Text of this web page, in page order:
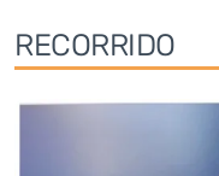
RECORRIDO